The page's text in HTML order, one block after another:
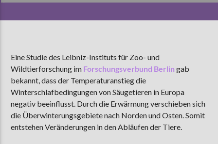
AKTUELLE SENDUNG
MOEBIUS
12:00 18:00
Eine Studie des Leibniz-Instituts für Zoo- und
Wildtierforschung im Forschungsverbund Berlin gab
bekannt, dass der Temperaturanstieg die
Winterschlafbedingungen von Säugetieren in Europa
negativ beeinflusst. Durch die Erwärmung verschieben sich
die Überwinterungsgebiete nach Norden und Osten. Somit
entstehen Veränderungen in den Abläufen der Tiere.